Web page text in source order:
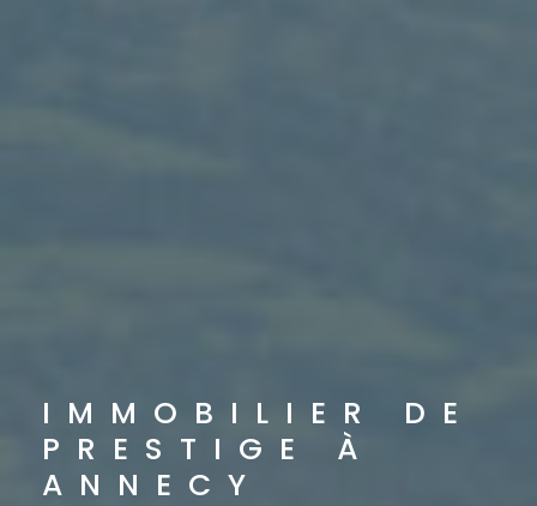
IMMOBILIER DE
PRESTIGE À
ANNECY